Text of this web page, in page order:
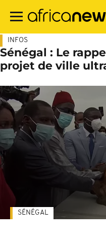
contenu
INFOS
Sénégal : Le
projet de ville
SÉNÉGAL